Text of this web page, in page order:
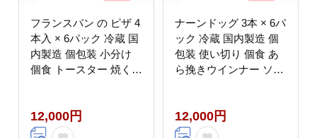
フランスパン の ピザ 4
本入 × 6パック 冷蔵 国
内製造 個包装 小分け
個食 トースター 焼くだ
やつ チーズ トマトソー
ス ベーコン フランス
12,000円
ナーンドッグ 3本 × 6パ
ック 冷蔵 国内製造 個
包装 使い切り 個食 あ
ら挽きウインナー ソー
肉 レンジ レンチン レ
ンジ調理 温めるだけ 朝
12,000円